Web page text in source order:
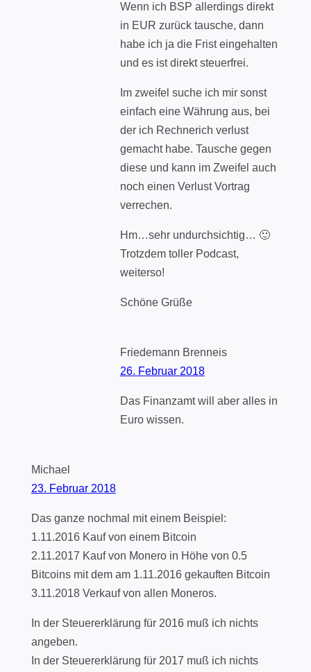
Wenn ich BSP allerdings direkt
in EUR zurück tausche, dann
habe ich ja die Frist eingehalten
und es ist direkt steuerfrei.
Im zweifel suche ich mir sonst
einfach eine Währung aus, bei
der ich Rechnerich verlust
gemacht habe. Tausche gegen
diese und kann im Zweifel auch
noch einen Verlust Vortrag
verrechen.
Hm…sehr undurchsichtig… 🙂
Trotzdem toller Podcast,
weiterso!
Schöne Grüße
Friedemann Brenneis
26. Februar 2018
Das Finanzamt will aber alles in
Euro wissen.
Michael
23. Februar 2018
Das ganze nochmal mit einem Beispiel:
1.11.2016 Kauf von einem Bitcoin
2.11.2017 Kauf von Monero in Höhe von 0.5
Bitcoins mit dem am 1.11.2016 gekauften Bitcoin
3.11.2018 Verkauf von allen Moneros.
In der Steuererklärung für 2016 muß ich nichts
angeben.
In der Steuererklärung für 2017 muß ich nichts